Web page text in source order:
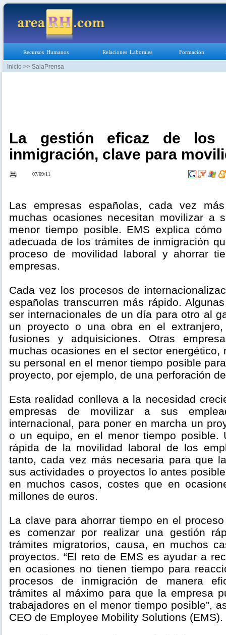
Recursos Humanos Relaciones Laborales Formacion
Inicio >> SalaPrensa
La gestión eficaz de los
inmigración, clave para
07/09/11
Las empresas españolas, cada vez
muchas ocasiones necesitan movilizar a
menor tiempo posible. EMS explica
adecuada de los trámites de inmigración
proceso de movilidad laboral y ahorrar
empresas.
Cada vez los procesos de
españolas transcurren más rápido.
ser internacionales de un día para otro al
un proyecto o una obra en el
fusiones y adquisiciones. Otras
muchas ocasiones en el sector energético,
su personal en el menor tiempo posible
proyecto, por ejemplo, de una perforación
Esta realidad conlleva a la necesidad
empresas de movilizar a sus
internacional, para poner en marcha un
o un equipo, en el menor tiempo posible.
rápida de la movilidad laboral de los
tanto, cada vez más necesaria para que
sus actividades o proyectos lo antes
en muchos casos, costes que en
millones de euros.
La clave para ahorrar tiempo en el
es comenzar por realizar una gestión
trámites migratorios, causa, en muchos
proyectos. “El reto de EMS es ayudar a
en ocasiones no tienen tiempo para
procesos de inmigración de manera
trámites al máximo para que la empresa
trabajadores en el menor tiempo posible”,
CEO de Employee Mobility Solutions (EMS).